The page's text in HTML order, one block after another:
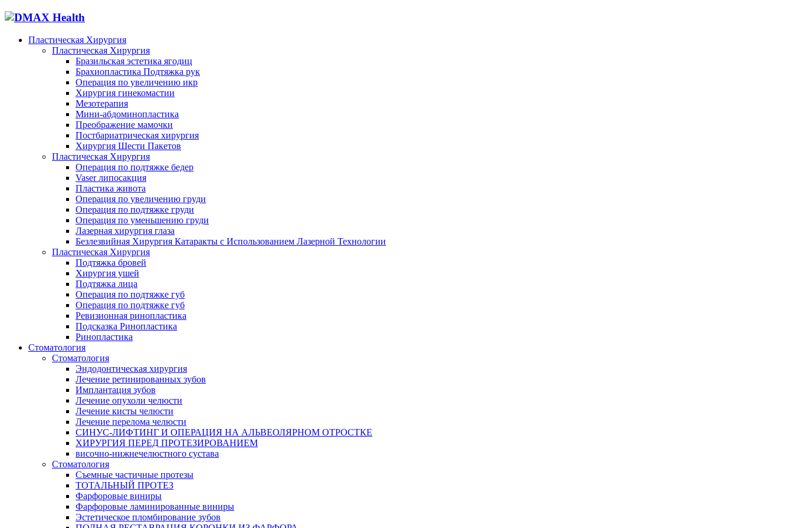
Пластическая Хирургия
Пластическая Хирургия
Бразильская эстетика ягодиц
Брахиопластика Подтяжка рук
Операция по увеличению икр
Хирургия гинекомастии
Мезотерапия
Мини-абдоминопластика
Преображение мамочки
Постбариатрическая хирургия
Хирургия Шести Пакетов
Пластическая Хирургия
Операция по подтяжке бедер
Vaser липосакция
Пластика живота
Операция по увеличению груди
Операция по подтяжке груди
Операция по уменьшению груди
Лазерная хирургия глаза
Безлезвийная Хирургия Катаракты с Использованием Лазерной Технологии
Пластическая Хирургия
Подтяжка бровей
Хирургия ушей
Подтяжка лица
Операция по подтяжке губ
Операция по подтяжке губ
Ревизионная ринопластика
Подсказка Ринопластика
Ринопластика
Стоматология
Стоматология
Эндодонтическая хирургия
Лечение ретинированных зубов
Имплантация зубов
Лечение опухоли челюсти
Лечение кисты челюсти
Лечение перелома челюсти
СИНУС-ЛИФТИНГ И ОПЕРАЦИЯ НА АЛЬВЕОЛЯРНОМ ОТРОСТКЕ
ХИРУРГИЯ ПЕРЕД ПРОТЕЗИРОВАНИЕМ
височно-нижнечелюстного сустава
Стоматология
Съемные частичные протезы
ТОТАЛЬНЫЙ ПРОТЕЗ
Фарфоровые виниры
Фарфоровые ламинированные виниры
Эстетическое пломбирование зубов